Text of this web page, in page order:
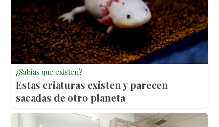
¿Sabías que existen?
Estas criaturas existen y parecen
sacadas de otro planeta